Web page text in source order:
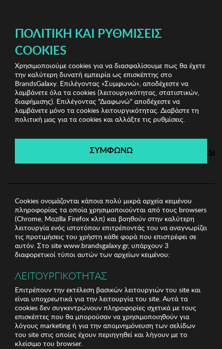
Kitchen Offers Κουζινικά Είδη Μπουκάλι Hermia
Kitchen Offers
Λήγει σε: 00 ημέρες | 23 ώρες 02λεπτά 52 δευτ.
ΠΟΛΙΤΙΚΉ ΚΑΙ ΡΥΘΜΊΣΕΙΣ
COOKIES
Χρησιμοποιούμε cookies για να διασφαλίσουμε πως θα έχετε
την καλύτερη δυνατή εμπειρία ως επισκέπτης στο
BrandsGalaxy. Επιλέγοντας «Συμφωνώ», αποδέχεστε να
λαμβάνετε όλα τα cookies (λειτουργικότητας, στατιστικών,
διαφήμισης). Επιλέγοντας "Διαφωνώ" αποδέχεστε να
λαμβάνετε μόνο τα cookies λειτουργικότητας. Διαβάστε τη
πολιτική μας για τα cookies και αλλάξτε τις ρυθμίσεις.
ΣΥΜΦΩΝΩ
Cookies ονομάζονται κάποια πολύ μικρά αρχεία κειμένου
πληροφορίας τα οποία χρησιμοποιούνται από τους browsers
(Chrome, Mozilla Firefox κλπ) και βοηθούν στην καλύτερη
λειτουργία ενός ιστοτόπου επιτρέποντάς του να αναγνωρίζει
τις προτιμήσεις του χρήστη κάθε φορά που επιστρέφει σε
αυτόν. Στο site www.brandsgalaxy.gr, υπάρχουν 3
διαφορετικοί τύποι αυτών των αρχείων κειμένου:
ΛΕΙΤΟΥΡΓΙΚΟΤΗΤΑΣ
Επιτρέπουν την εκτέλεση βασικών λειτουργιών του site και
είναι υποχρεωτικά για την λειτουργία του site. Αυτά τα
cookies δεν συγκεντρώνουν πληροφορίες σχετικά με τους
επισκέπτες που θα μπορούσαν να χρησιμοποιηθούν για
λόγους marketing ή για την απομνημόνευση των σελίδων
του site στις οποίες έχουν περιηγηθεί και λήγουν με το
κλείσιμο του browser.